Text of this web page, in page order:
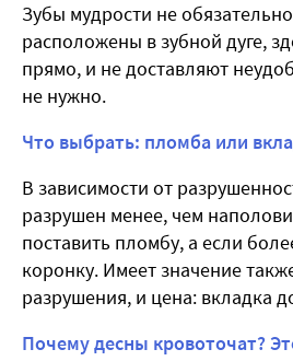
Зубы мудрости не
расположены в зубной дуге,
прямо, и не доставляют
не нужно.
Что выбрать: пломба или
В зависимости от
разрушен менее, чем
поставить пломбу, а если
коронку. Имеет значение
разрушения, и цена: вкладка
Почему десны кровоточат?